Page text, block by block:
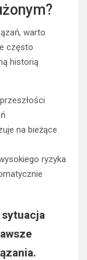
warto
często
historią
na bieżące
ryzyka